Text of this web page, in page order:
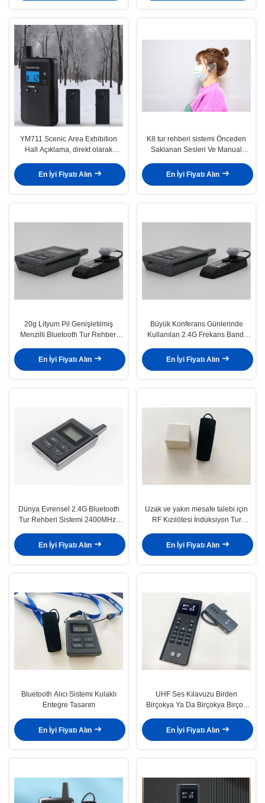
YM711 Scenic Area Exhibition
Hall Açıklama, direkt olarak
kulaklıklar
En İyi Fiyatı Alın
K8 tur rehberi sistemi Önceden
Saklanan Sesleri Ve Manual
En İyi Fiyatı Alın
20g Lityum Pil Genişletilmiş
Menzilli Bluetooth Tur Rehberi
En İyi Fiyatı Alın
Büyük Konferans Günlerinde
Kullanılan 2.4G Frekans Bandı
En İyi Fiyatı Alın
Dünya Evrensel 2.4G Bluetooth
Tur Rehberi Sistemi 2400MHz-
En İyi Fiyatı Alın
Uzak ve yakın mesafe talebi için
RF Kızılötesi İndüksiyon Tur
En İyi Fiyatı Alın
Bluetooth Alıcı Sistemi Kulaklı
Entegre Tasarım
En İyi Fiyatı Alın
UHF Ses Kılavuzu Birden
Birçokya Ya Da Birçokya Birçok
En İyi Fiyatı Alın